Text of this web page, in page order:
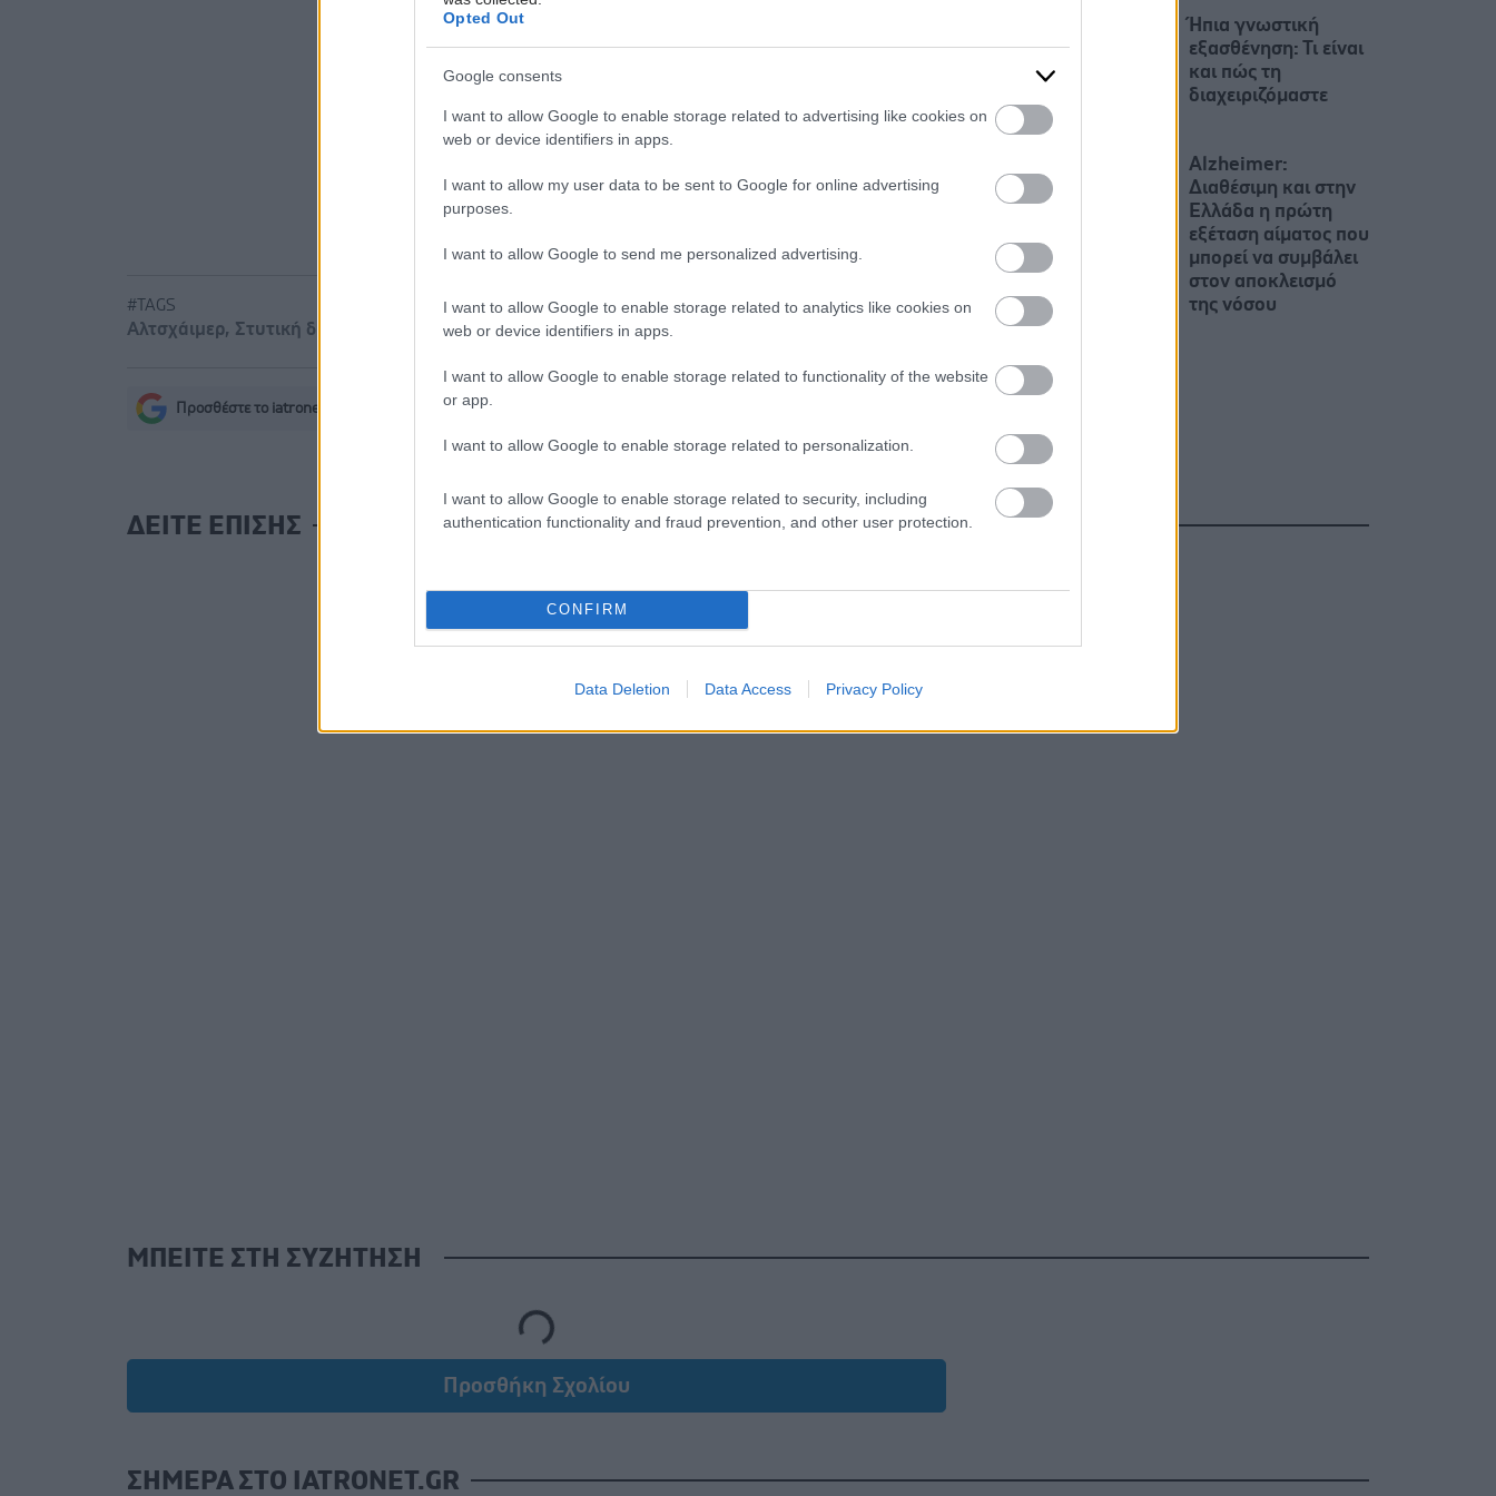
Opted Out
Google consents
I want to allow Google to enable storage related to advertising like cookies on
web or device identifiers in apps.
I want to allow my user data to be sent to Google for online advertising
purposes.
I want to allow Google to send me personalized advertising.
I want to allow Google to enable storage related to analytics like cookies on
web or device identifiers in apps.
I want to allow Google to enable storage related to functionality of the website
or app.
I want to allow Google to enable storage related to personalization.
I want to allow Google to enable storage related to security, including
authentication functionality and fraud prevention, and other user protection.
CONFIRM
Data Deletion Data Access Privacy Policy
Ειδήσεις υγείας σήμερα
Σημάδια διπολικής διαταραχής
Αδ. Γεωργιάδης στη Ρόδο: ''Σε ενάμιση χρόνο, το νοσοκομείο θα
είναι καινούργιο''- 'Αμεσα μέτρα για την αντιμετώπιση των
σοβαρών ελλείψεων προσωπικού
#TAGS
Αλτσχάιμερ, Στυτική δυσλειτουργία
Προσθέστε το iatronet.gr στο Discover
Ήπια γνωστική
εξασθένηση: Τι είναι
και πώς τη
διαχειριζόμαστε
Alzheimer:
Διαθέσιμη και στην
Ελλάδα η πρώτη
εξέταση αίματος που
μπορεί να συμβάλει
στον αποκλεισμό
της νόσου
ΔΕΙΤΕ ΕΠΙΣΗΣ
ΜΠΕΙΤΕ ΣΤΗ ΣΥΖΗΤΗΣΗ
Loading...
Προσθήκη Σχολίου
ΣΗΜΕΡΑ ΣΤΟ IATRONET.GR